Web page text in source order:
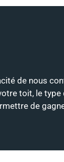
de nous
toit, le
de